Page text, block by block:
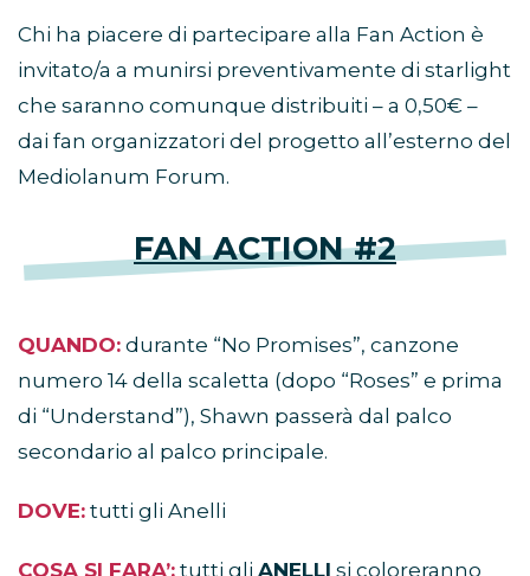
Chi ha piacere di partecipare alla Fan Action è
invitato/a a munirsi preventivamente di starlight
che saranno comunque distribuiti – a 0,50€ –
dai fan organizzatori del progetto all’esterno del
Mediolanum Forum.
FAN ACTION #2
QUANDO: durante “No Promises”, canzone
numero 14 della scaletta (dopo “Roses” e prima
di “Understand”), Shawn passerà dal palco
secondario al palco principale.
DOVE: tutti gli Anelli
COSA SI FARA’: tutti gli ANELLI si coloreranno